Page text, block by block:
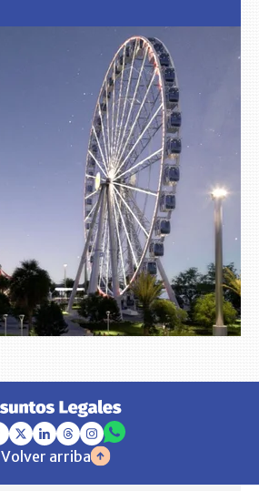
Volver arriba